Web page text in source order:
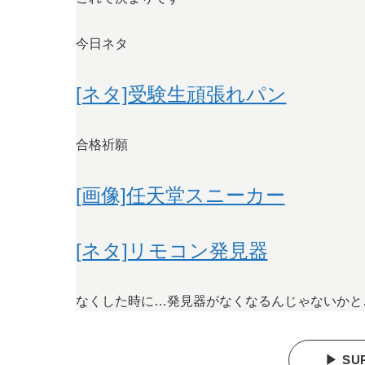
今日ネタ
[ネタ]受験生頑張れパン
合格祈願
[画像]任天堂スニーカー
[ネタ]リモコン発見器
なくした時に…発見器がなくなるんじゃないか
▶